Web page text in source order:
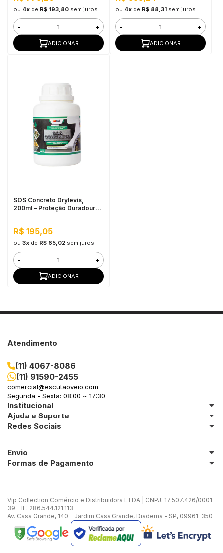
ou 4xde R$ 193,80 sem juros
- +
ADICIONAR
ou 4xde R$ 88,31 sem juros
- +
ADICIONAR
SOS Concreto Drylevis,
200ml – Proteção Duradoura
R$ 195,05
ou 3xde R$ 65,02 sem juros
- +
ADICIONAR
Atendimento
(11) 4067-8086
(11) 91590-2455
comercial@escutaoveio.com
Segunda - Sexta: 08:00 ~ 17:30
Institucional
Ajuda e Suporte
Redes Sociais
Envio
Formas de Pagamento
Vip Collection Comércio e Distribuidora LTDA | CNPJ: 17.507.426/0001-
39 - IE: 286.544.121.113
Av. Casa Grande, 140 - Jardim Casa Grande, Diadema - SP, 09961-350